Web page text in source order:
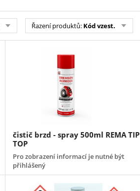
Řazení produktů: Kód vzest.
čistič brzd - spray 500ml REMA TIP
TOP
Pro zobrazení informací je nutné být
přihlášený